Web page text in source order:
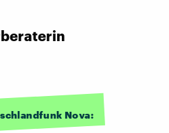
Nova: